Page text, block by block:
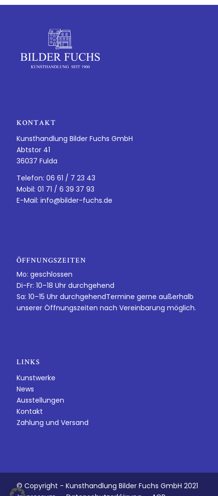
KONTAKT
Kunsthandlung Bilder Fuchs GmbH
Abtstor 41
36037 Fulda
Telefon: 06 61 / 7 23 43
Mobil: 01 71 / 6 39 37 93
E-Mail: info@bilder-fuchs.de
ÖFFNUNGSZEITEN
Mo: geschlossen
Di-Fr: 10–18 Uhr durchgehend
Sa: 10–15 Uhr durchgehendTermine gerne außerhalb
unserer Öffnungszeiten nach Vereinbarung möglich.
LINKS
Kunstwerke
News
Ausstellungen
Kontakt
Zahlung und Versand
© Copyright - Kunsthandlung Bilder Fuchs GmbH 2021